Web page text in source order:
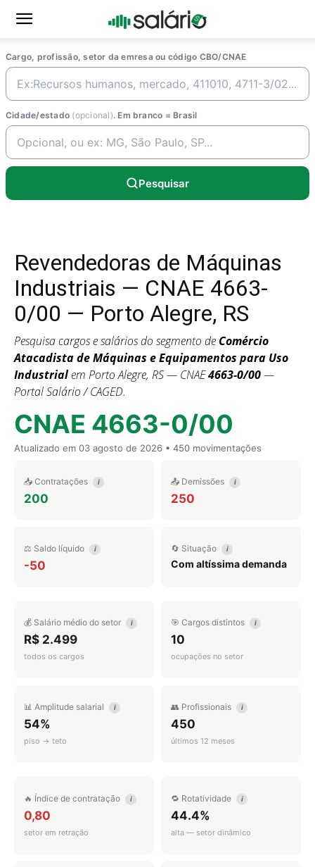
Cargo, profissão, setor da emresa ou código CBO/CNAE
Cidade/estado (opcional). Em branco = Brasil
Pesquisar
Revendedoras de Máquinas
Industriais — CNAE 4663-
0/00 — Porto Alegre, RS
Pesquisa cargos e salários do segmento de Comércio
Atacadista de Máquinas e Equipamentos para Uso
Industrialem Porto Alegre, RS — CNAE4663-0/00—
Portal Salário / CAGED.
CNAE 4663-0/00
Atualizado em 03 agosto de 2026 • 450 movimentações
📥 Contratações i
200
📤 Demissões i
250
⚖️ Saldo líquido i
-50
🔄 Situação i
Com altíssima demanda
💰 Salário médio do setor i
R$ 2.499
todos os cargos
🎯 Cargos distintos i
10
ocupações no setor
📊 Amplitude salarial i
54%
piso → teto
👥 Profissionais i
450
últimos 12 meses
🔥 Índice de contratação i
0,80
setor em retração
🔁 Rotatividade i
44.4%
alta — setor dinâmico